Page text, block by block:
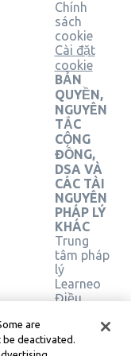
Chính
sách
cookie
Cài đặt
cookie
BẢN
QUYỀN,
NGUYÊN
TẮC
CỘNG
ĐỒNG,
DSA VÀ
CÁC TÀI
NGUYÊN
PHÁP LÝ
KHÁC
Trung
tâm pháp
lý
Learneo
Điều
của
are
be deactivated.